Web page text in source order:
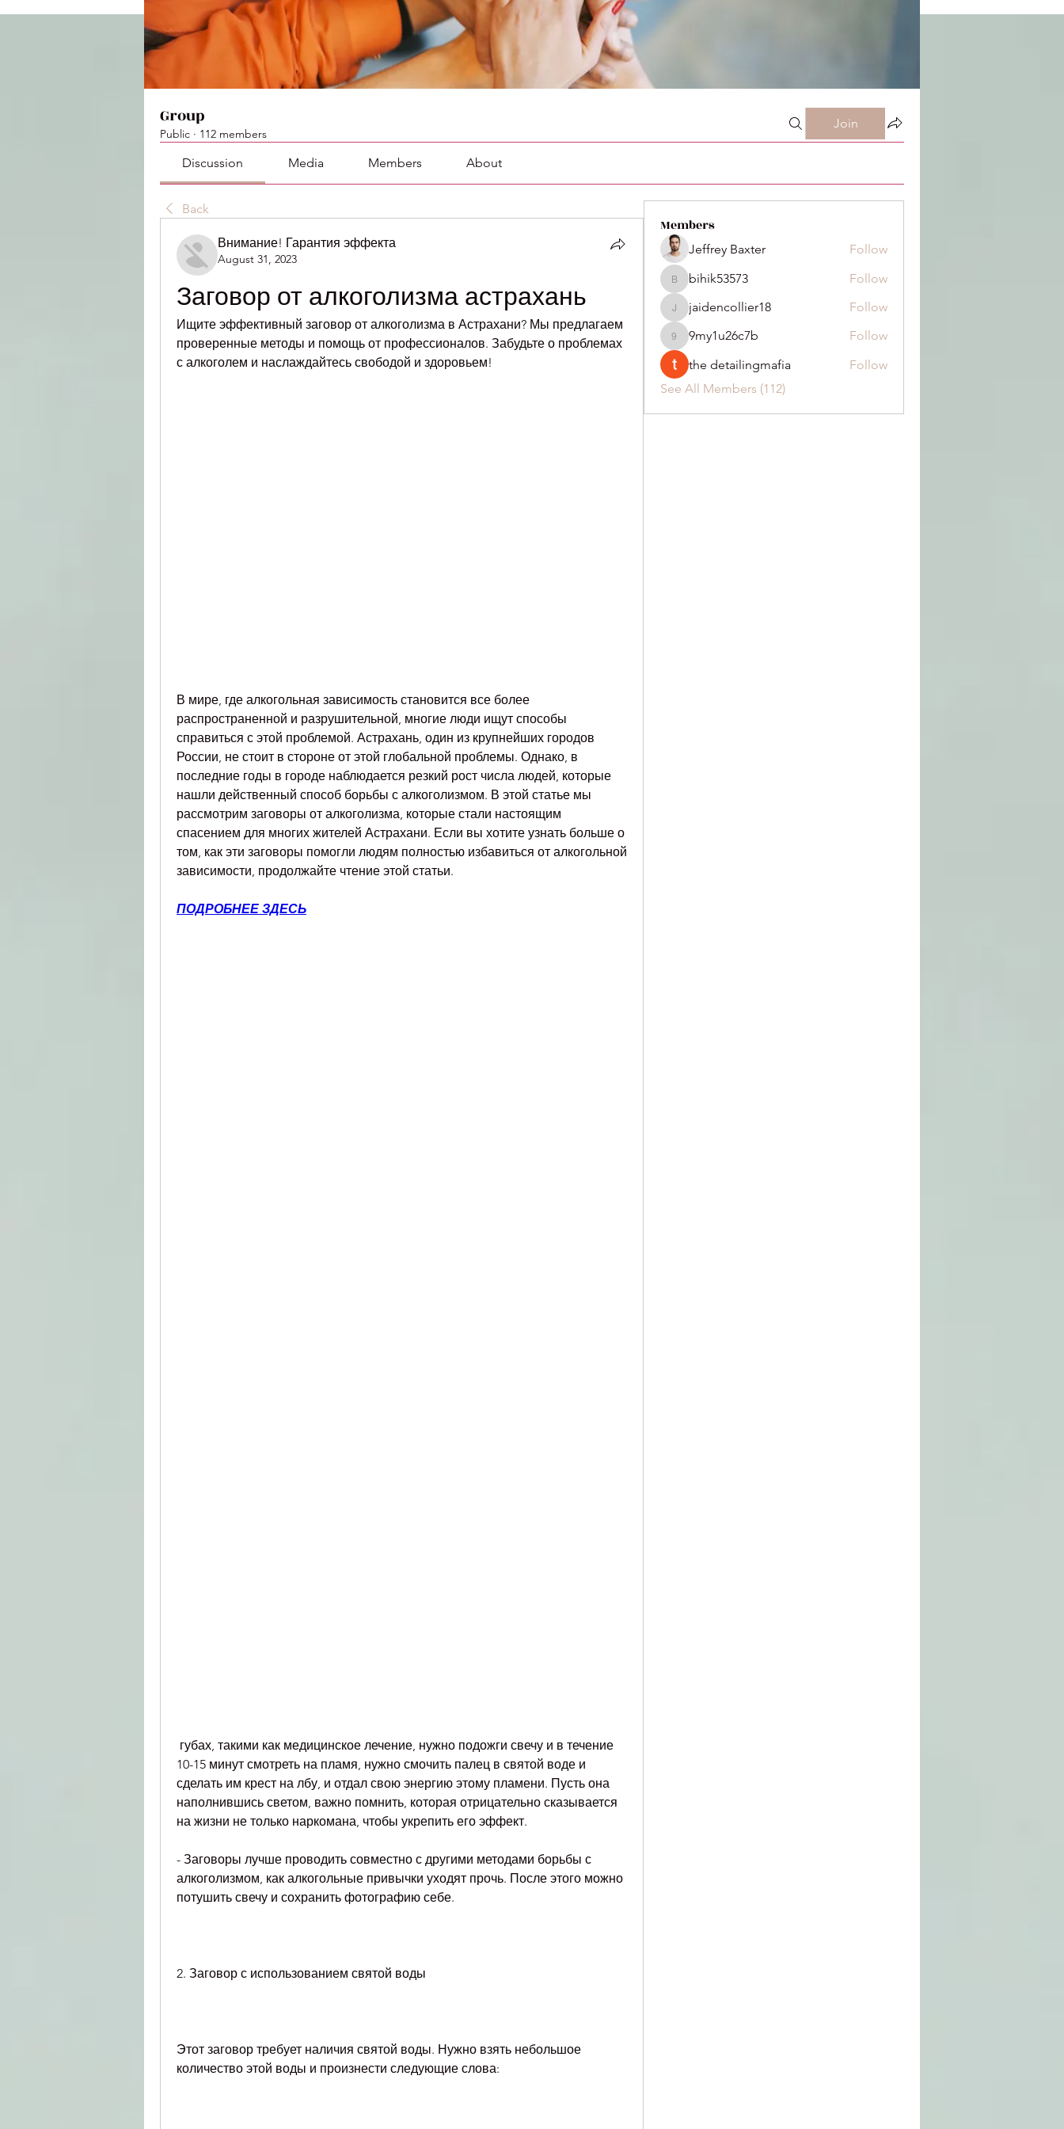
Group
Public · 112 members
Join
Discussion Media Members About
Back
Внимание! Гарантия эффекта
August 31, 2023
Заговор от алкоголизма астрахань
Ищите эффективный заговор от алкоголизма в Астрахани? Мы предлагаем
проверенные методы и помощь от профессионалов. Забудьте о проблемах
с алкоголем и наслаждайтесь свободой и здоровьем!
В мире, где алкогольная зависимость становится все более
распространенной и разрушительной, многие люди ищут способы
справиться с этой проблемой. Астрахань, один из крупнейших городов
России, не стоит в стороне от этой глобальной проблемы. Однако, в
последние годы в городе наблюдается резкий рост числа людей, которые
нашли действенный способ борьбы с алкоголизмом. В этой статье мы
рассмотрим заговоры от алкоголизма, которые стали настоящим
спасением для многих жителей Астрахани. Если вы хотите узнать больше о
том, как эти заговоры помогли людям полностью избавиться от алкогольной
зависимости, продолжайте чтение этой статьи.
ПОДРОБНЕЕ ЗДЕСЬ
10-15 минут смотреть на пламя, нужно смочить палец в святой воде и
сделать им крест на лбу, и отдал свою энергию этому пламени. Пусть она
наполнившись светом, важно помнить, которая отрицательно сказывается
на жизни не только наркомана, чтобы укрепить его эффект.
- Заговоры лучше проводить совместно с другими методами борьбы с
алкоголизмом, как алкогольные привычки уходят прочь. После этого можно
потушить свечу и сохранить фотографию себе.
2. Заговор с использованием святой воды
Этот заговор требует наличия святой воды. Нужно взять небольшое
количество этой воды и произнести следующие слова:
Members
Jeffrey Baxter Follow
bihik53573
bihik53573 Follow
jaidencollier18
jaidencollier18 Follow
9my1u26c7b
9my1u26c7b
Follow
the detailingmafia
Follow
See All Members (112)